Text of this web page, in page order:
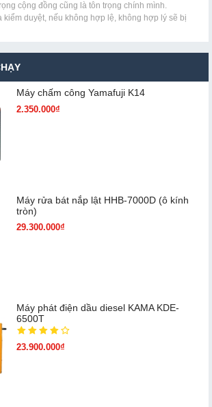
cộng đồng cũng là tôn trọng chính mình.
kiểm duyệt, nếu không hợp lệ, không hợp lý sẽ bị
Máy chấm cô​ng Yamafuji K14
2.350.000₫
Máy rửa bát nắp lật HHB-7000D (ô kính
tròn)
29.300.000₫
Máy phát điện dầu diesel KAMA KDE-
6500T
23.900.000₫